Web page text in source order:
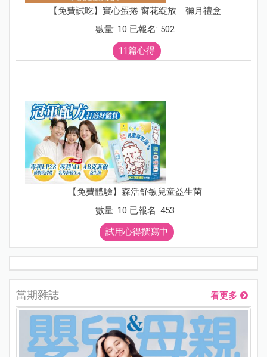
【免費試吃】實心蛋捲 窗花綻放｜彌月禮盒
數量: 10 已報名: 502
11篇心得
【免費體驗】森活舒敏兒童益生菌
數量: 10 已報名: 453
試用心得撰寫中
當期雜誌 看更多